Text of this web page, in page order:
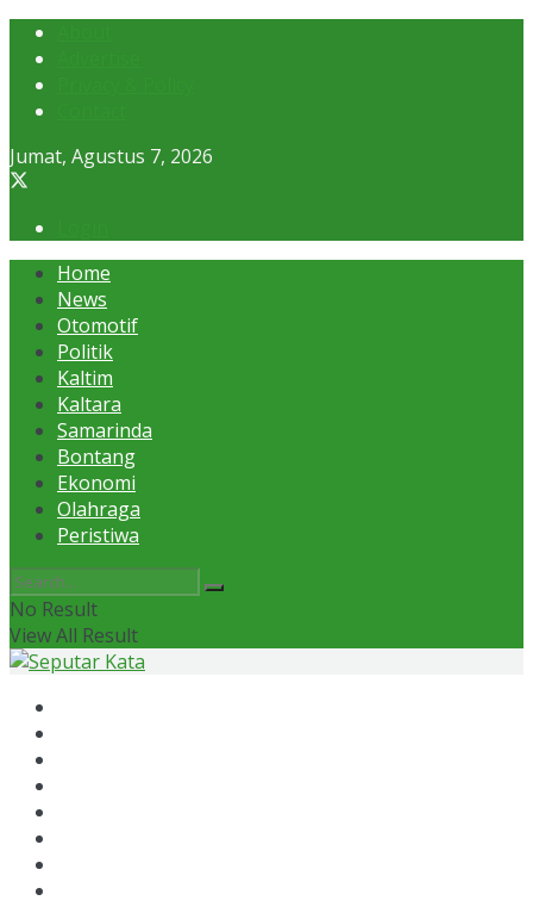
Jumat, Agustus 7, 2026
Home
News
Otomotif
Politik
Kaltim
Kaltara
Samarinda
Bontang
Ekonomi
Olahraga
Peristiwa
No Result
View All Result